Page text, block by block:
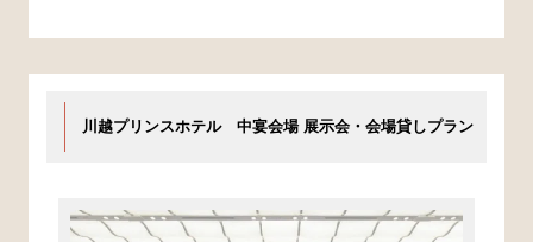
川越プリンスホテル 中宴会場 展示会・会場貸しプラン